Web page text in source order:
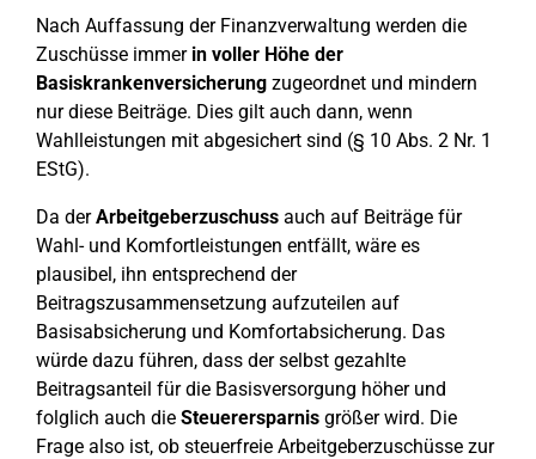
Nach Auffassung der Finanzverwaltung werden die
Zuschüsse immerin voller Höhe der
Basiskrankenversicherung zugeordnet und mindern
nur diese Beiträge. Dies gilt auch dann, wenn
Wahlleistungen mit abgesichert sind (§ 10 Abs. 2 Nr. 1
EStG).
Da derArbeitgeberzuschuss auch auf Beiträge für
Wahl- und Komfortleistungen entfällt, wäre es
plausibel, ihn entsprechend der
Beitragszusammensetzung aufzuteilen auf
Basisabsicherung und Komfortabsicherung. Das
würde dazu führen, dass der selbst gezahlte
Beitragsanteil für die Basisversorgung höher und
folglich auch die Steuerersparnis größer wird. Die
Frage also ist, ob steuerfreie Arbeitgeberzuschüsse zur